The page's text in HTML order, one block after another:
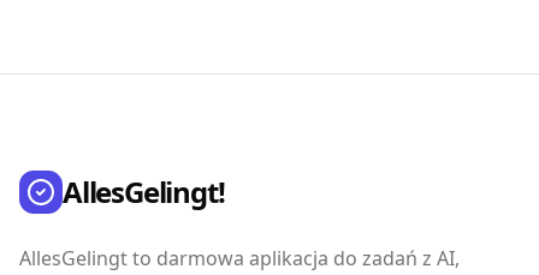
AllesGelingt!
AllesGelingt to darmowa aplikacja do zadań z AI,